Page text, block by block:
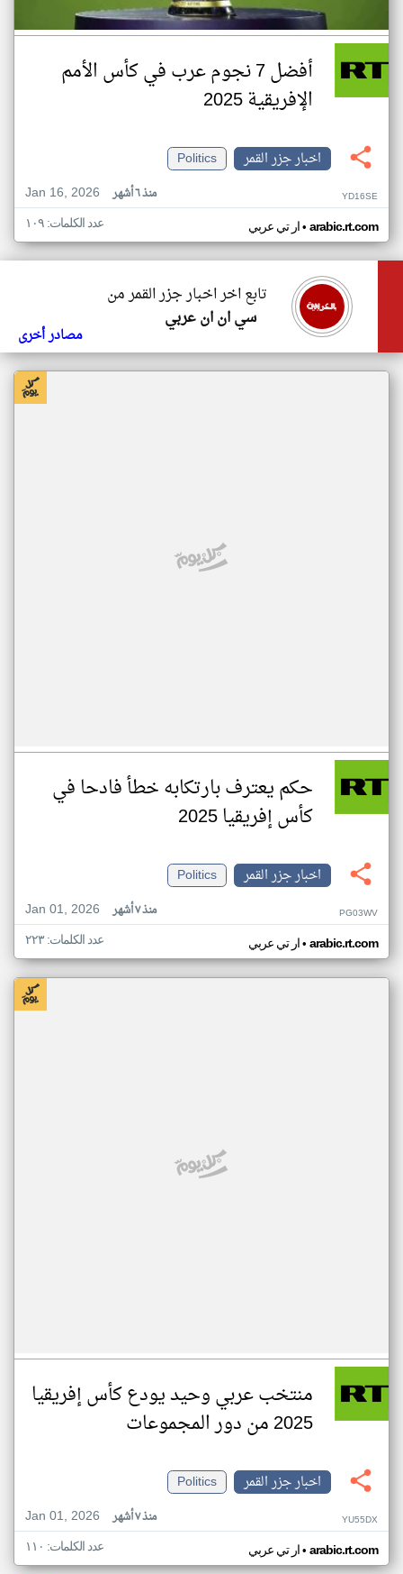
أفضل 7 نجوم عرب في كأس الأمم
الإفريقية 2025
اخبار جزر القمر
Politics
Jan 16, 2026
منذ ٦ أشهر YD16SE
ار تي عربي• arabic.rt.com عدد الكلمات: ١٠٩
تابع اخر اخبار جزر القمر من
سي ان ان عربي
مصادر أخرى
حكم يعترف بارتكابه خطأ فادحا في
كأس إفريقيا 2025
اخبار جزر القمر
Politics
Jan 01, 2026
منذ ٧ أشهر PG03WV
ار تي عربي• arabic.rt.com عدد الكلمات: ٢٢٣
منتخب عربي وحيد يودع كأس إفريقيا
2025 من دور المجموعات
اخبار جزر القمر
Politics
Jan 01, 2026
منذ ٧ أشهر YU55DX
ار تي عربي• arabic.rt.com عدد الكلمات: ١١٠